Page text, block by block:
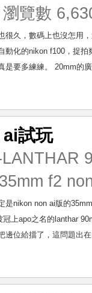
瀏覽數
很久，數碼上也沒怎用
動化的nikon f100，捉
是要多練練。 20mm的
試玩
f2
是nikon non ai版的
上apo之名的lanthar
邊位給擋了，這問題出